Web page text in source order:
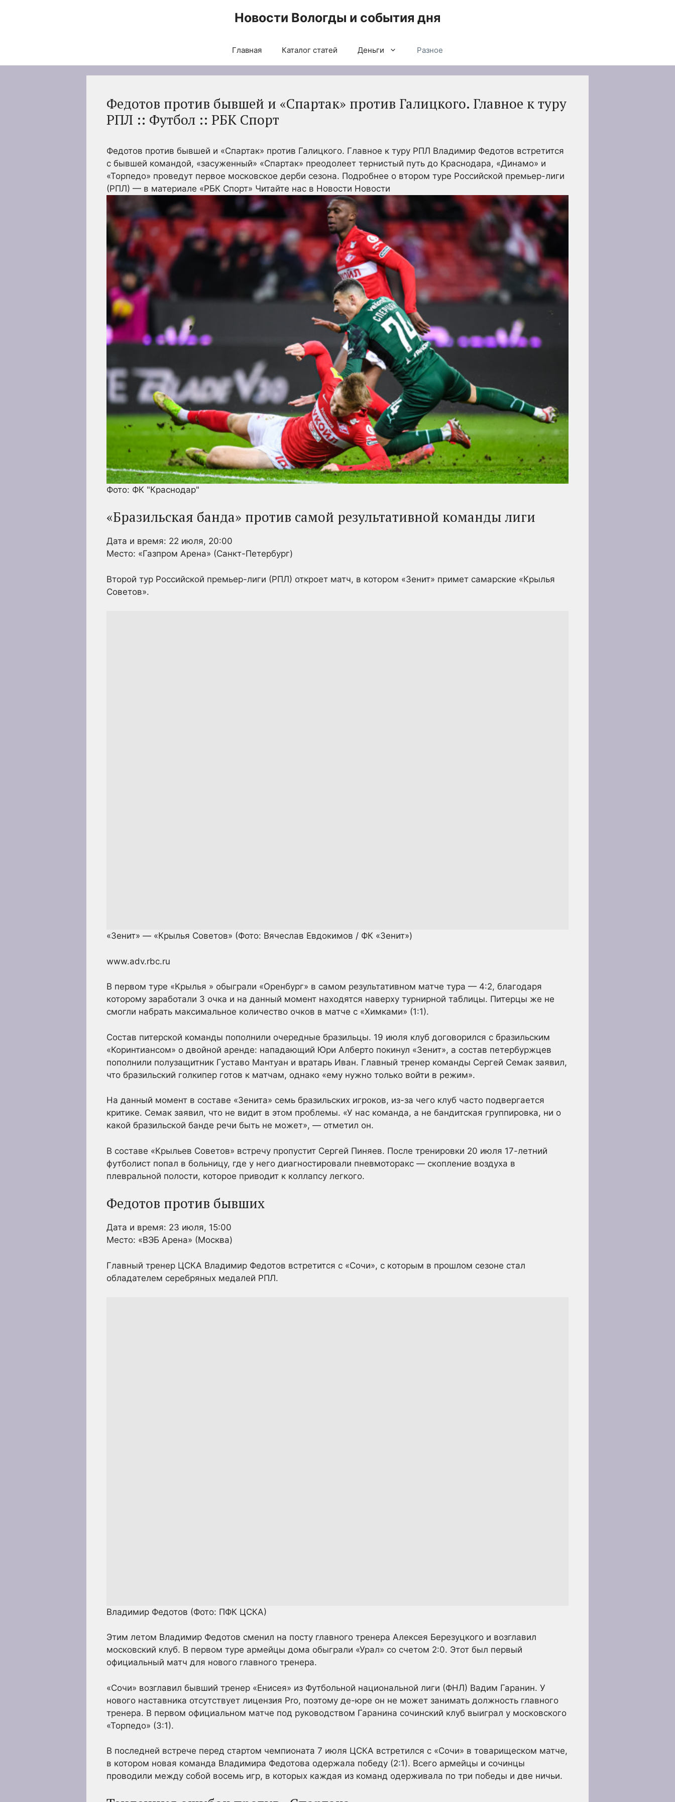
Новости Вологды и события дня
Главная Каталог статей Деньги Разное
Федотов против бывшей и «Спартак» против Галицкого. Главное к туру
РПЛ :: Футбол :: РБК Спорт
Федотов против бывшей и «Спартак» против Галицкого. Главное к туру РПЛ Владимир Федотов встретится
с бывшей командой, «засуженный» «Спартак» преодолеет тернистый путь до Краснодара, «Динамо» и
«Торпедо» проведут первое московское дерби сезона. Подробнее о втором туре Российской премьер-лиги
(РПЛ) — в материале «РБК Спорт» Читайте нас в Новости Новости
Фото: ФК "Краснодар"
«Бразильская банда» против самой результативной команды лиги
Дата и время: 22 июля, 20:00
Место: «Газпром Арена» (Санкт-Петербург)
Второй тур Российской премьер-лиги (РПЛ) откроет матч, в котором «Зенит» примет самарские «Крылья
Советов».
«Зенит» — «Крылья Советов» (Фото: Вячеслав Евдокимов / ФК «Зенит»)
www.adv.rbc.ru
В первом туре «Крылья » обыграли «Оренбург» в самом результативном матче тура — 4:2, благодаря
которому заработали 3 очка и на данный момент находятся наверху турнирной таблицы. Питерцы же не
смогли набрать максимальное количество очков в матче с «Химками» (1:1).
Состав питерской команды пополнили очередные бразильцы. 19 июля клуб договорился с бразильским
«Коринтиансом» о двойной аренде: нападающий Юри Алберто покинул «Зенит», а состав петербуржцев
пополнили полузащитник Густаво Мантуан и вратарь Иван. Главный тренер команды Сергей Семак заявил,
что бразильский голкипер готов к матчам, однако «ему нужно только войти в режим».
На данный момент в составе «Зенита» семь бразильских игроков, из-за чего клуб часто подвергается
критике. Семак заявил, что не видит в этом проблемы. «У нас команда, а не бандитская группировка, ни о
какой бразильской банде речи быть не может», — отметил он.
В составе «Крыльев Советов» встречу пропустит Сергей Пиняев. После тренировки 20 июля 17-летний
футболист попал в больницу, где у него диагностировали пневмоторакс — скопление воздуха в
плевральной полости, которое приводит к коллапсу легкого.
Федотов против бывших
Дата и время: 23 июля, 15:00
Место: «ВЭБ Арена» (Москва)
Главный тренер ЦСКА Владимир Федотов встретится с «Сочи», с которым в прошлом сезоне стал
обладателем серебряных медалей РПЛ.
Владимир Федотов (Фото: ПФК ЦСКА)
Этим летом Владимир Федотов сменил на посту главного тренера Алексея Березуцкого и возглавил
московский клуб. В первом туре армейцы дома обыграли «Урал» со счетом 2:0. Этот был первый
официальный матч для нового главного тренера.
«Сочи» возглавил бывший тренер «Енисея» из Футбольной национальной лиги (ФНЛ) Вадим Гаранин. У
нового наставника отсутствует лицензия Pro, поэтому де-юре он не может занимать должность главного
тренера. В первом официальном матче под руководством Гаранина сочинский клуб выиграл у московского
«Торпедо» (3:1).
В последней встрече перед стартом чемпионата 7 июля ЦСКА встретился с «Сочи» в товарищеском матче,
в котором новая команда Владимира Федотова одержала победу (2:1). Всего армейцы и сочинцы
проводили между собой восемь игр, в которых каждая из команд одерживала по три победы и две ничьи.